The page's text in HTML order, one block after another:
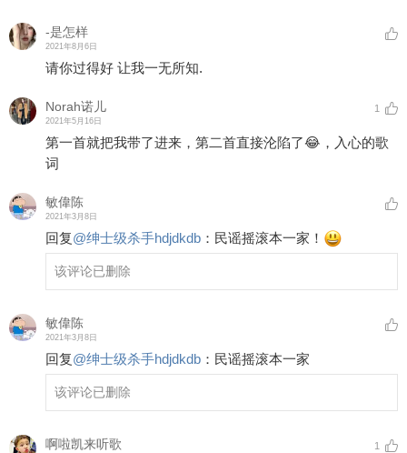
-是怎样
2021年8月6日
请你过得好 让我一无所知.
Norah诺儿
2021年5月16日
1
第一首就把我带了进来，第二首直接沦陷了😂，入心的歌
词
敏偉陈
2021年3月8日
回复@绅士级杀手hdjdkdb ： 民谣摇滚本一家！
该评论已删除
敏偉陈
2021年3月8日
回复@绅士级杀手hdjdkdb ： 民谣摇滚本一家
该评论已删除
啊啦凯来听歌 1